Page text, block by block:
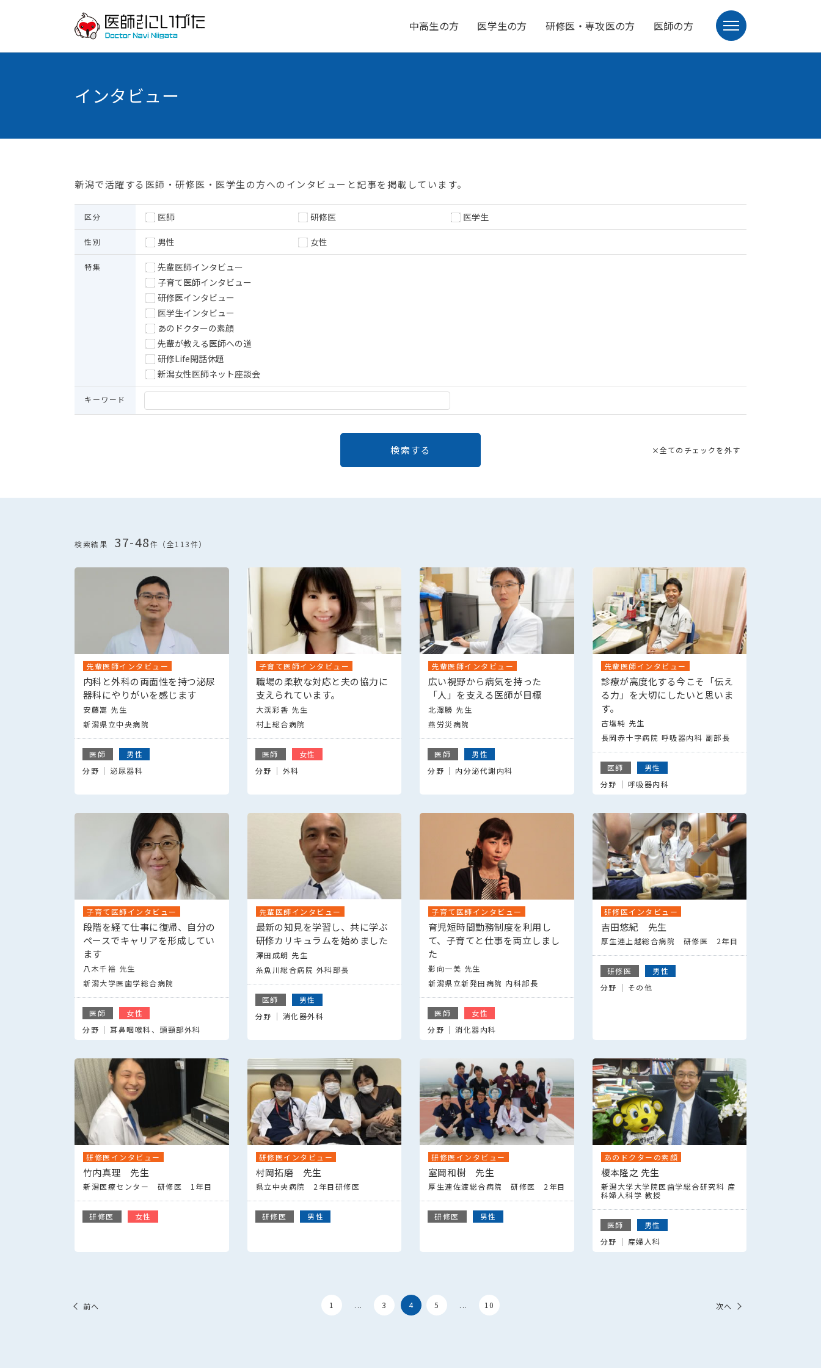
中高生の方 医学生の方 研修医・専攻医の方 医師の方
インタビュー
新潟で活躍する医師・研修医・医学生の方へのインタビューと記事を掲載しています。
区分 医師 研修医 医学生
性別 男性 女性
特集
先輩医師インタビュー
子育て医師インタビュー
研修医インタビュー
医学生インタビュー
あのドクターの素顔
先輩が教える医師への道
研修Life閑話休題
新潟女性医師ネット座談会
キーワード
検索結果 37-48件（全113件）
先輩医師インタビュー
内科と外科の両面性を持つ泌尿
器科にやりがいを感じます
安藤嵩 先生
新潟県立中央病院
医師
男性
分野
泌尿器科
子育て医師インタビュー
職場の柔軟な対応と夫の協力に
支えられています。
大渓彩香 先生
村上総合病院
医師
女性
分野
外科
先輩医師インタビュー
広い視野から病気を持った
「人」を支える医師が目標
北澤勝 先生
燕労災病院
医師
男性
分野
内分泌代謝内科
先輩医師インタビュー
診療が高度化する今こそ「伝え
る力」を大切にしたいと思いま
す。
古塩純 先生
長岡赤十字病院 呼吸器内科 副部長
医師
男性
分野
呼吸器内科
子育て医師インタビュー
段階を経て仕事に復帰、自分の
ペースでキャリアを形成してい
ます
八木千裕 先生
新潟大学医歯学総合病院
医師
女性
分野
耳鼻咽喉科、頭頸部外科
先輩医師インタビュー
最新の知見を学習し、共に学ぶ
研修カリキュラムを始めました
澤田成朗 先生
糸魚川総合病院 外科部長
医師
男性
分野
消化器外科
子育て医師インタビュー
育児短時間勤務制度を利用し
て、子育てと仕事を両立しまし
た
影向一美 先生
新潟県立新発田病院 内科部長
医師
女性
分野
消化器内科
研修医インタビュー
吉田悠紀 先生
厚生連上越総合病院 研修医 2年目
研修医
男性
分野
その他
研修医インタビュー
竹内真理 先生
新潟医療センター 研修医 1年目
研修医 女性
研修医インタビュー
村岡拓磨 先生
県立中央病院 2年目研修医
研修医 男性
研修医インタビュー
室岡和樹 先生
厚生連佐渡総合病院 研修医 2年目
研修医 男性
あのドクターの素顔
榎本隆之 先生
新潟大学大学院医歯学総合研究科 産
科婦人科学 教授
医師
男性
分野
産婦人科
1
前へ ... 3 4 5 ... 次へ
10